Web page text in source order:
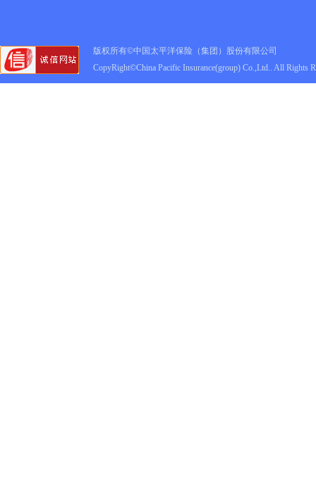
版权所有©中国太平洋保险（集团）股份有限公司
CopyRight©China Pacific Insurance(group) Co.,Ltd.. All Rights